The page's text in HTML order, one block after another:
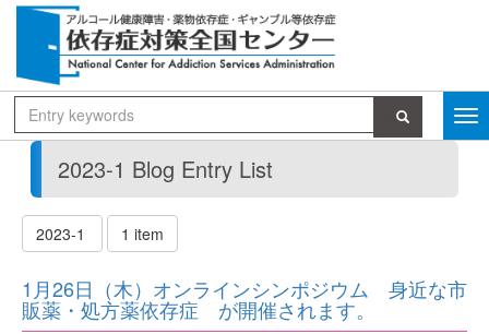
2023-1 Blog Entry List
2023-1 1 item
1月26日（木）オンラインシンポジウム 身近な市
販薬・処方薬依存症 が開催されます。